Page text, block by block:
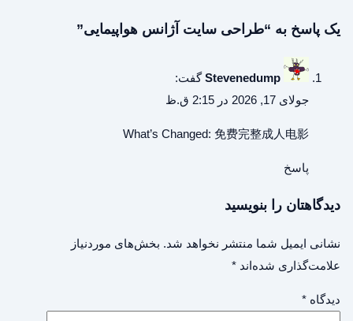
یک پاسخ به “طراحی سایت آژانس هواپیمایی”
Stevenedump گفت:
جولای 17, 2026 در 2:15 ق.ظ
What’s Changed: 免费完整成人电影
پاسخ
دیدگاهتان را بنویسید
نشانی ایمیل شما منتشر نخواهد شد. بخش‌های موردنیاز
علامت‌گذاری شده‌اند *
دیدگاه *